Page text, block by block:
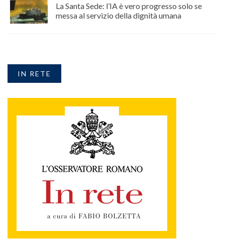
La Santa Sede: l’IA è vero progresso solo se
messa al servizio della dignità umana
IN RETE